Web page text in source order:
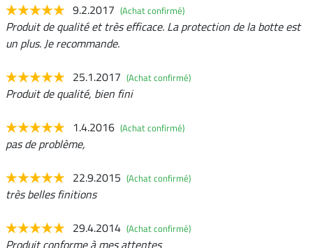
9.2.2017 (Achat confirmé)
Produit de qualité et très efficace. La protection de la botte est
un plus. Je recommande.
25.1.2017 (Achat confirmé)
Produit de qualité, bien fini
1.4.2016 (Achat confirmé)
pas de problème,
22.9.2015 (Achat confirmé)
très belles finitions
29.4.2014 (Achat confirmé)
Produit conforme à mes attentes